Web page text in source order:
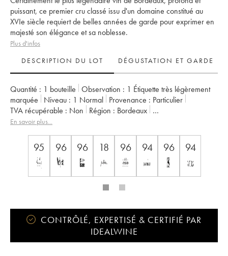
puissant, ce premier cru classé issu d'un domaine constitué au
XVIe siècle requiert de belles années de garde pour exprimer en
majesté son élégance et sa noblesse.
Plus d'infos
DESCRIPTION DU LOT
DÉGUSTATION ET GARDE
Quantité : 1 bouteille Observation : 1 Étiquette très légèrement
marquée
Niveau : 1 Normal Provenance : particulier
TVA récupérable :
non Région :
Bordeaux
Appellation :
Propriétaire :
Domaines Clarence Dillon
En savoir plus...
95 96 96 18 96 94 96 94
CONTRÔLÉ, EXPERTISÉ & CERTIFIÉ PAR
IDEALWINE